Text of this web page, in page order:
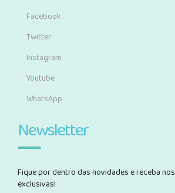
Facebook
Twitter
Instagram
Youtube
WhatsApp
Newsletter
Fique por dentro das novidades e receba
exclusivas!